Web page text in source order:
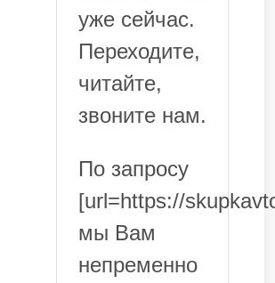
уже сейчас.
Переходите,
читайте,
звоните нам.
По запросу
[url=https://
мы Вам
непременно